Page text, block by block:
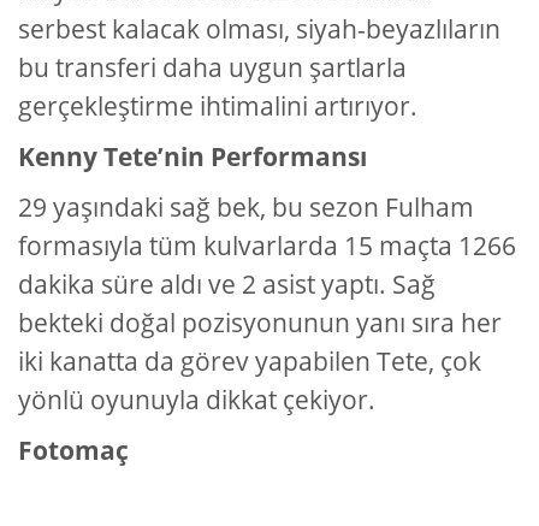
serbest kalacak olması, siyah-beyazlıların
bu transferi daha uygun şartlarla
gerçekleştirme ihtimalini artırıyor.
Kenny Tete’nin Performansı
29 yaşındaki sağ bek, bu sezon Fulham
formasıyla tüm kulvarlarda 15 maçta 1266
dakika süre aldı ve 2 asist yaptı. Sağ
bekteki doğal pozisyonunun yanı sıra her
iki kanatta da görev yapabilen Tete, çok
yönlü oyunuyla dikkat çekiyor.
Fotomaç